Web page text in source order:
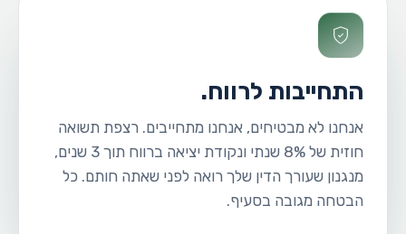
התחייבות לרווח.
אנחנו לא מבטיחים, אנחנו מתחייבים. רצפת תשואה
חוזית של 8% שנתי ונקודת יציאה ברווח תוך 3 שנים,
מנגנון שעורך הדין שלך רואה לפני שאתה חותם. כל
הבטחה מגובה בסעיף.